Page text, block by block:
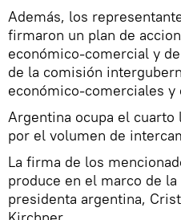
Además, los
firmaron un plan de
económico-comercial y
de la comisión
económico-comerciales
Argentina ocupa el cuarto
por el volumen de
La firma de los
produce en el marco de
presidenta argentina,